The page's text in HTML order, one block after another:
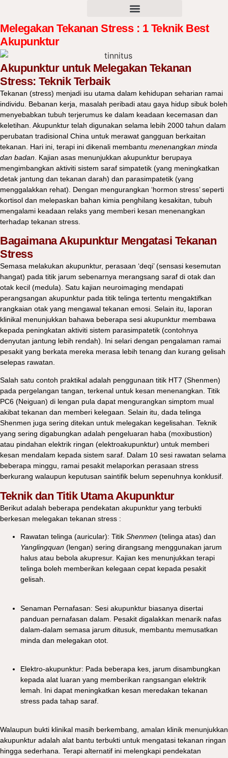
Melegakan Tekanan Stress : 1 Teknik Best
Akupunktur
Akupunktur untuk Melegakan Tekanan
Stress: Teknik Terbaik
Tekanan (stress) menjadi isu utama dalam kehidupan seharian ramai
individu. Bebanan kerja, masalah peribadi atau gaya hidup sibuk boleh
menyebabkan tubuh terjerumus ke dalam keadaan kecemasan dan
keletihan. Akupunktur telah digunakan selama lebih 2000 tahun dalam
perubatan tradisional China untuk merawat gangguan berkaitan
tekanan. Hari ini, terapi ini dikenali membantu menenangkan minda
dan badan . Kajian asas menunjukkan akupunktur berupaya
mengimbangkan aktiviti sistem saraf simpatetik (yang meningkatkan
detak jantung dan tekanan darah) dan parasimpatetik (yang
menggalakkan rehat). Dengan mengurangkan ‘hormon stress’ seperti
kortisol dan melepaskan bahan kimia penghilang kesakitan, tubuh
mengalami keadaan relaks yang memberi kesan menenangkan
terhadap tekanan stress.
Bagaimana Akupunktur Mengatasi Tekanan
Stress
Semasa melakukan akupunktur, perasaan ‘deqi’ (sensasi kesemutan
hangat) pada titik jarum sebenarnya merangsang saraf di otak dan
otak kecil (medula). Satu kajian neuroimaging mendapati
perangsangan akupunktur pada titik telinga tertentu mengaktifkan
rangkaian otak yang mengawal tekanan emosi. Selain itu, laporan
klinikal menunjukkan bahawa beberapa sesi akupunktur membawa
kepada peningkatan aktiviti sistem parasimpatetik (contohnya
denyutan jantung lebih rendah). Ini selari dengan pengalaman ramai
pesakit yang berkata mereka merasa lebih tenang dan kurang gelisah
selepas rawatan.
Salah satu contoh praktikal adalah penggunaan titik HT7 (Shenmen)
pada pergelangan tangan, terkenal untuk kesan menenangkan. Titik
PC6 (Neiguan) di lengan pula dapat mengurangkan simptom mual
akibat tekanan dan memberi kelegaan. Selain itu, dada telinga
Shenmen juga sering ditekan untuk melegakan kegelisahan. Teknik
yang sering digabungkan adalah pengeluaran haba (moxibustion)
atau pindahan elektrik ringan (elektroakupunktur) untuk memberi
kesan mendalam kepada sistem saraf. Dalam 10 sesi rawatan selama
beberapa minggu, ramai pesakit melaporkan perasaan stress
berkurang walaupun keputusan saintifik belum sepenuhnya konklusif.
Teknik dan Titik Utama Akupunktur
Berikut adalah beberapa pendekatan akupunktur yang terbukti
berkesan melegakan tekanan stress :
Rawatan telinga (auricular): Titik Shenmen (telinga atas) dan
Yanglingquan (lengan) sering dirangsang menggunakan jarum
halus atau bebola akupresur. Kajian kes menunjukkan terapi
telinga boleh memberikan kelegaan cepat kepada pesakit
gelisah.
Senaman Pernafasan: Sesi akupunktur biasanya disertai
panduan pernafasan dalam. Pesakit digalakkan menarik nafas
dalam-dalam semasa jarum ditusuk, membantu memusatkan
minda dan melegakan otot.
Elektro-akupunktur: Pada beberapa kes, jarum disambungkan
kepada alat luaran yang memberikan rangsangan elektrik
lemah. Ini dapat meningkatkan kesan meredakan tekanan
stress pada tahap saraf.
Walaupun bukti klinikal masih berkembang, amalan klinik menunjukkan
akupunktur adalah alat bantu terbukti untuk mengatasi tekanan ringan
hingga sederhana. Terapi alternatif ini melengkapi pendekatan